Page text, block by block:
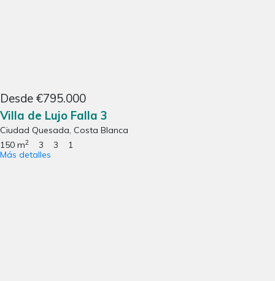
Desde €795.000
Villa de Lujo Falla 3
Ciudad Quesada, Costa Blanca
150 m2 3 3
1
Más detalles